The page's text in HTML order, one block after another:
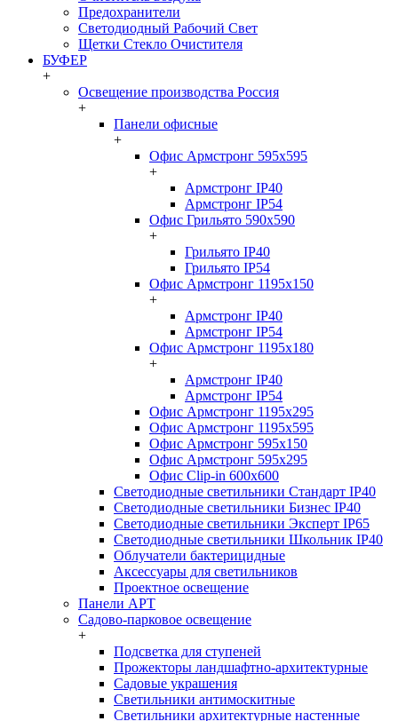
Предохранители
Светодиодный Рабочий Свет
Щетки Стекло Очистителя
БУФЕР
+
Освещение производства Россия
+
Панели офисные
+
Офис Армстронг 595x595
+
Армстронг IP40
Армстронг IP54
Офис Грильято 590x590
+
Грильято IP40
Грильято IP54
Офис Армстронг 1195x150
+
Армстронг IP40
Армстронг IP54
Офис Армстронг 1195x180
+
Армстронг IP40
Армстронг IP54
Офис Армстронг 1195x295
Офис Армстронг 1195x595
Офис Армстронг 595x150
Офис Армстронг 595x295
Офис Clip-in 600x600
Светодиодные светильники Стандарт IP40
Светодиодные светильники Бизнес IP40
Светодиодные светильники Эксперт IP65
Светодиодные светильники Школьник IP40
Облучатели бактерицидные
Аксессуары для светильников
Проектное освещение
Панели АРТ
Садово-парковое освещение
+
Подсветка для ступеней
Прожекторы ландшафтно-архитектурные
Садовые украшения
Светильники антимоскитные
Светильники архитектурные настенные